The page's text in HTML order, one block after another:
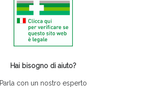
Hai bisogno di aiuto?
Parla con un nostro esperto